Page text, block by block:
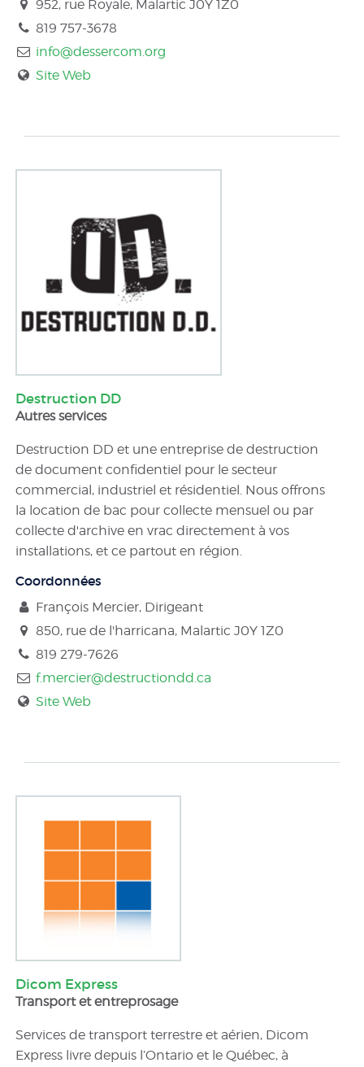
952, rue Royale, Malartic J0Y 1Z0
819 757-3678
info@dessercom.org
Site Web
Destruction DD
Autres services
Destruction DD et une entreprise de destruction
de document confidentiel pour le secteur
commercial, industriel et résidentiel. Nous offrons
la location de bac pour collecte mensuel ou par
collecte d'archive en vrac directement à vos
installations, et ce partout en région.
Coordonnées
François Mercier, Dirigeant
850, rue de l'harricana, Malartic J0Y 1Z0
819 279-7626
f.mercier@destructiondd.ca
Site Web
Dicom Express
Transport et entreprosage
Services de transport terrestre et aérien, Dicom
Express livre depuis l’Ontario et le Québec, à